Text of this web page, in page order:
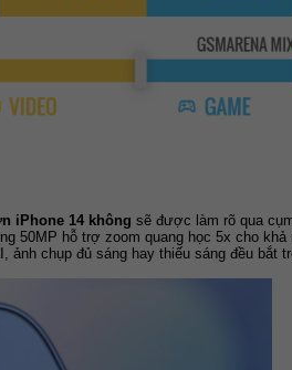
iPhone 14 không sẽ được làm rõ qua
50MP hỗ trợ zoom quang học 5x cho
ảnh chụp đủ sáng hay thiếu sáng đều